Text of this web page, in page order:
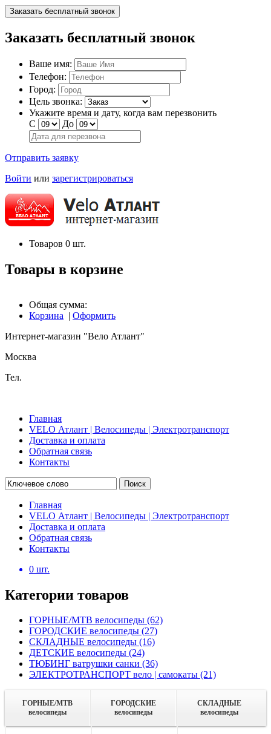
Заказать бесплатный звонок
Заказать бесплатный звонок
Ваше имя:
Телефон:
Город:
Цель звонка:
Укажите время и дату, когда вам перезвонить
С
До
Отправить заявку
Войти или зарегистрироваться
Товаров 0 шт.
Товары в корзине
Общая сумма:
Корзина | Оформить
Интернет-магазин "Вело Атлант"
Москва
Тел.
Главная
VELO Атлант | Велосипеды | Электротранспорт
Доставка и оплата
Обратная связь
Контакты
Поиск
Главная
VELO Атлант | Велосипеды | Электротранспорт
Доставка и оплата
Обратная связь
Контакты
0 шт.
Категории товаров
ГОРНЫЕ/MTB велосипеды (62)
ГОРОДСКИЕ велосипеды (27)
СКЛАДНЫЕ велосипеды (16)
ДЕТСКИЕ велосипеды (24)
ТЮБИНГ ватрушки санки (36)
ЭЛЕКТРОТРАНСПОРТ вело | самокаты (21)
ГОРНЫЕ/MTB
велосипеды
ГОРОДСКИЕ
велосипеды
СКЛАДНЫЕ
велосипеды